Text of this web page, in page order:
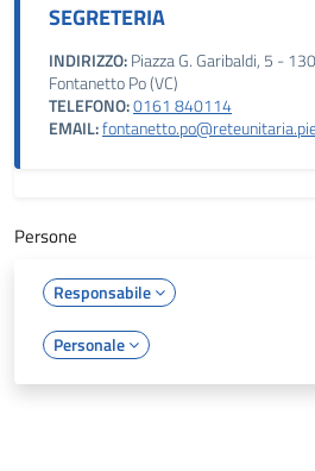
SEGRETERIA
INDIRIZZO:Piazza G. Garibaldi, 5 -
Fontanetto Po (VC)
TELEFONO:0161 840114
EMAIL:
Persone
Responsabile
Personale